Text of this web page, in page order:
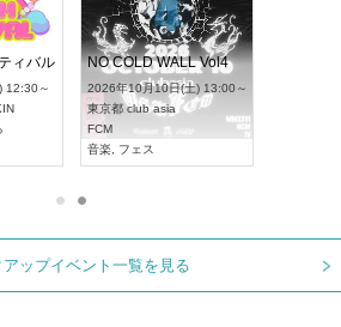
ィバル
12:30～
NO COLD WALL Vol4
2026年10月10日(土) 13:00～
東京都 club asia
FCM
音楽
フェス
アップイベント一覧を見る